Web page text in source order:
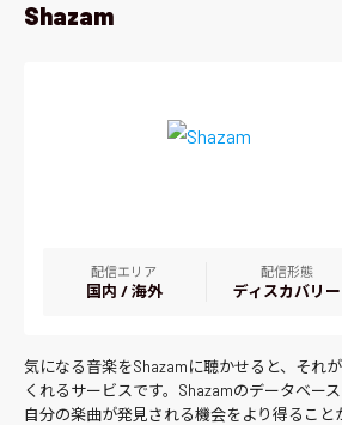
Shazam
配信エリア
国内 / 海外
配信形態
ディスカバリー
気になる音楽をShazamに聴かせると、それ
くれるサービスです。Shazamのデータベー
自分の楽曲が発見される機会をより得ること